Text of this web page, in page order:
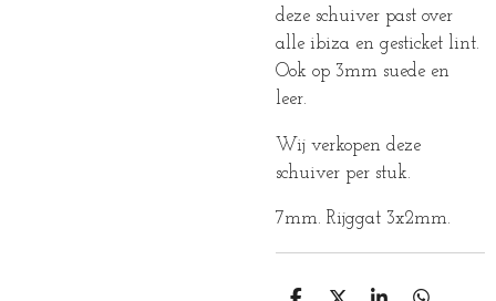
deze schuiver past over
alle ibiza en gesticket lint.
Ook op 3mm suede en
leer.
Wij verkopen deze
schuiver per stuk.
7mm. Rijggat 3x2mm.